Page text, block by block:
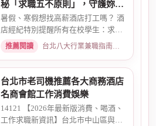
秘「求職五不原則」，守護妳的
求職安全
暑假、寒假想找高薪酒店打工嗎？ 酒
店經紀特別提醒所有在校學生：求職
時請務必堅守「五不原則」...
推薦閱讀 台北八大行業兼職指南：熱門職缺與求職須知 · 2026-03-09
台北市老司機推薦各大商務酒店
名商會館工作消費娛樂
14121 【2026年最新版消費、喝酒、
工作求職新資訊】台北市中山區與東